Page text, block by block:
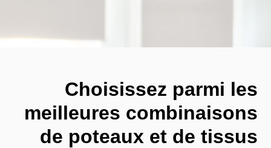
Choisissez parmi les
meilleures combinaisons
de poteaux et de tissus